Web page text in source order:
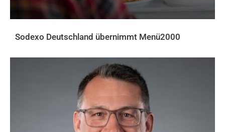
Sodexo Deutschland übernimmt Menü2000